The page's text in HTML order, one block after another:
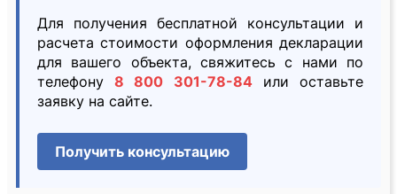
Для получения бесплатной консультации и
расчета стоимости оформления декларации
для вашего объекта, свяжитесь с нами по
телефону8 800 301-78-84или оставьте
заявку на сайте.
Получить консультацию